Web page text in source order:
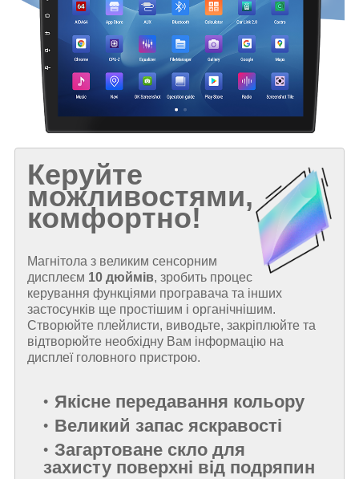
Керуйте
можливостями,
комфортно!
Магнітола з великим сенсорним
дисплеєм 10 дюймів, зробить процес
керування функціями програвача та інших
застосунків ще простішим і органічнішим.
Створюйте плейлисти, виводьте, закріплюйте та
відтворюйте необхідну Вам інформацію на
дисплеї головного пристрою.
Якісне передавання кольору
Великий запас яскравості
Загартоване скло для
захисту поверхні від подряпин